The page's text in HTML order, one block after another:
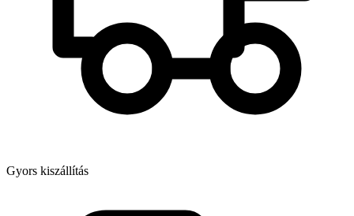
Gyors kiszállítás